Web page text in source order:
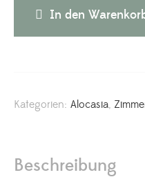
In den
Kategorien: Alocasia,
Beschreibung